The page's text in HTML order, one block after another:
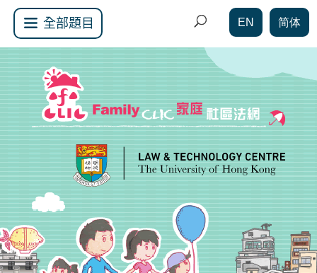
全部題目 EN 简体